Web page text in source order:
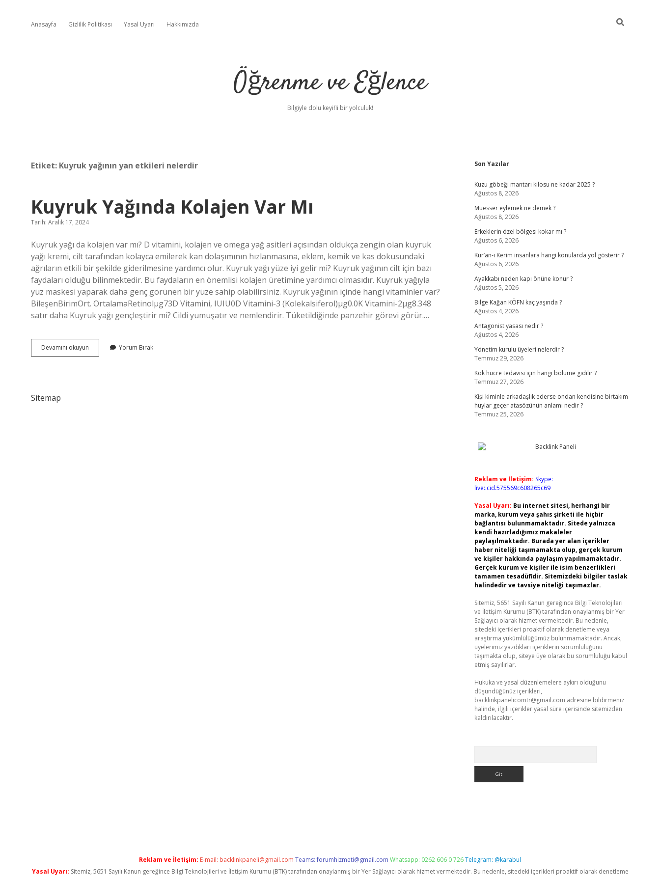
Anasayfa Gizlilik Politikası Yasal Uyarı Hakkımızda
Öğrenme ve Eğlence
Bilgiyle dolu keyifli bir yolculuk!
Etiket: Kuyruk yağının yan etkileri nelerdir
Kuyruk Yağında Kolajen Var Mı
Tarih: Aralık 17, 2024
Kuyruk yağı da kolajen var mı? D vitamini, kolajen ve omega yağ asitleri açısından oldukça zengin olan kuyruk
yağı kremi, cilt tarafından kolayca emilerek kan dolaşımının hızlanmasına, eklem, kemik ve kas dokusundaki
ağrıların etkili bir şekilde giderilmesine yardımcı olur. Kuyruk yağı yüze iyi gelir mi? Kuyruk yağının cilt için bazı
faydaları olduğu bilinmektedir. Bu faydaların en önemlisi kolajen üretimine yardımcı olmasıdır. Kuyruk yağıyla
yüz maskesi yaparak daha genç görünen bir yüze sahip olabilirsiniz. Kuyruk yağının içinde hangi vitaminler var?
BileşenBirimOrt. OrtalamaRetinolµg73D Vitamini, IUIU0D Vitamini-3 (Kolekalsiferol)µg0.0K Vitamini-2µg8.348
satır daha Kuyruk yağı gençleştirir mi? Cildi yumuşatır ve nemlendirir. Tüketildiğinde panzehir görevi görür.…
Devamını okuyun
Yağında
Yorum Bırak
Sitemap
Sidebar
Son Yazılar
Kuzu göbeği mantarı kilosu ne kadar 2025 ?
Ağustos 8, 2026
Müesser eylemek ne demek ?
Ağustos 8, 2026
Erkeklerin özel bölgesi kokar mı ?
Ağustos 6, 2026
Kur’an-ı Kerim insanlara hangi konularda yol gösterir ?
Ağustos 6, 2026
Ayakkabı neden kapı önüne konur ?
Ağustos 5, 2026
Bilge Kağan KÖFN kaç yaşında ?
Ağustos 4, 2026
Antagonist yasası nedir ?
Ağustos 4, 2026
Yönetim kurulu üyeleri nelerdir ?
Temmuz 29, 2026
Kök hücre tedavisi için hangi bölüme gidilir ?
Temmuz 27, 2026
Kişi kiminle arkadaşlık ederse ondan kendisine birtakım
huylar geçer atasözünün anlamı nedir ?
Temmuz 25, 2026
Reklam ve İletişim: Skype:
live:.cid.575569c608265c69
Yasal Uyarı: Bu internet sitesi, herhangi bir
marka, kurum veya şahıs şirketi ile hiçbir
bağlantısı bulunmamaktadır. Sitede yalnızca
kendi hazırladığımız makaleler
paylaşılmaktadır. Burada yer alan içerikler
haber niteliği taşımamakta olup, gerçek kurum
ve kişiler hakkında paylaşım yapılmamaktadır.
Gerçek kurum ve kişiler ile isim benzerlikleri
tamamen tesadüfidir. Sitemizdeki bilgiler taslak
halindedir ve tavsiye niteliği taşımazlar.
Sitemiz, 5651 Sayılı Kanun gereğince Bilgi Teknolojileri
ve İletişim Kurumu (BTK) tarafından onaylanmış bir Yer
Sağlayıcı olarak hizmet vermektedir. Bu nedenle,
sitedeki içerikleri proaktif olarak denetleme veya
araştırma yükümlülüğümüz bulunmamaktadır. Ancak,
üyelerimiz yazdıkları içeriklerin sorumluluğunu
taşımakta olup, siteye üye olarak bu sorumluluğu kabul
etmiş sayılırlar.
Hukuka ve yasal düzenlemelere aykırı olduğunu
düşündüğünüz içerikleri,
backlinkpanelicomtr@gmail.com adresine bildirmeniz
halinde, ilgili içerikler yasal süre içerisinde sitemizden
kaldırılacaktır.
Reklam ve İletişim: E-mail: backlinkpaneli@gmail.com Teams:forumhizmeti@gmail.com Whatsapp: 0262 606 0 726Telegram: @karabul
Yasal Uyarı: Sitemiz, 5651 Sayılı Kanun gereğince Bilgi Teknolojileri ve İletişim Kurumu (BTK) tarafından onaylanmış bir Yer Sağlayıcı olarak hizmet vermektedir. Bu nedenle, sitedeki içerikleri proaktif olarak denetleme